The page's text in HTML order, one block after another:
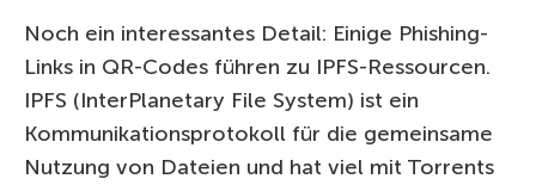
Noch ein interessantes Detail: Einige Phishing-
Links in QR-Codes führen zu IPFS-Ressourcen.
IPFS (InterPlanetary File System) ist ein
Kommunikationsprotokoll für die gemeinsame
Nutzung von Dateien und hat viel mit Torrents